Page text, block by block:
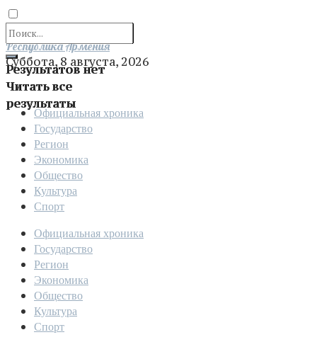
Результатов нет
Читать все
результаты
Отправить
Республика Армения
Суббота, 8 августа, 2026
Официальная хроника
Государство
Регион
Экономика
Общество
Культура
Спорт
Официальная хроника
Государство
Регион
Экономика
Общество
Культура
Спорт